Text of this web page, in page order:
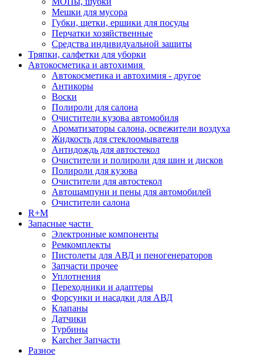
Мешки для мусора
Губки, щетки, ершики для посуды
Перчатки хозяйственные
Средства индивидуальной защиты
Тряпки, салфетки для уборки
Автокосметика и автохимия
Автокосметика и автохимия - другое
Антикоры
Воски
Полироли для салона
Очистители кузова автомобиля
Ароматизаторы салона, освежители воздуха
Жидкость для стеклоомывателя
Антидождь для автостекол
Очистители и полироли для шин и дисков
Полироли для кузова
Очистители для автостекол
Автошампуни и пены для автомобилей
Очистители салона
R+M
Запасные части
Электронные компоненты
Ремкомплекты
Пистолеты для АВД и пеногенераторов
Запчасти прочее
Уплотнения
Переходники и адаптеры
Форсунки и насадки для АВД
Клапаны
Датчики
Турбины
Karcher Запчасти
Разное